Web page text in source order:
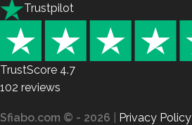
Trustpilot
TrustScore 4.7
102 reviews
Sfiabo.com © - 2026 Privacy Policy